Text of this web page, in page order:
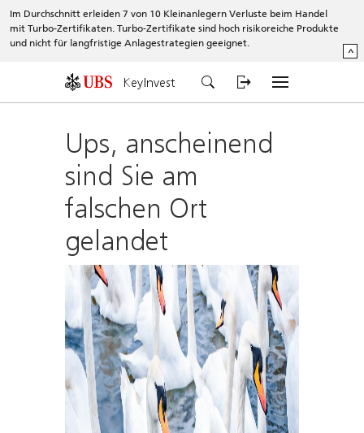
Im Durchschnitt erleiden 7 von 10 Kleinanlegern Verluste beim Handel
mit Turbo-Zertifikaten. Turbo-Zertifikate sind hoch risikoreiche Produkte
und nicht für langfristige Anlagestrategien geeignet.
^
KeyInvest
Ups, anscheinend
sind Sie am
falschen Ort
gelandet